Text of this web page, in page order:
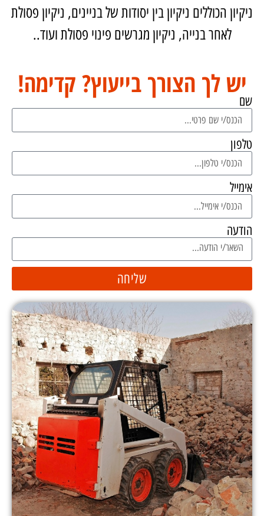
ניקיון הכוללים ניקיון בין יסודות של בניינים, ניקיון פסולת
לאחר בנייה, ניקיון מגרשים פינוי פסולת ועוד..
יש לך הצורך בייעוץ? קדימה!
שם
טלפון
אימייל
הודעה
שליחה